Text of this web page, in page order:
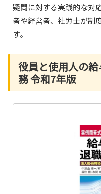
疑問に対する実践的な対
者や経営者、社労士が制
す。
役員と使用人の
務 令和7年版